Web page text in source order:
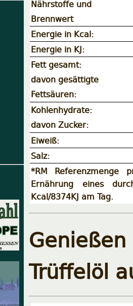
Nährstoffe und
Brennwert
Energie in Kcal:
Energie in KJ:
Fett gesamt:
davon gesättigte
Fettsäuren:
Kohlenhydrate:
davon Zucker:
Eiweiß:
Salz:
*RM
Ernährung eines
Kcal/8374KJ am Tag.
Trüffelöl